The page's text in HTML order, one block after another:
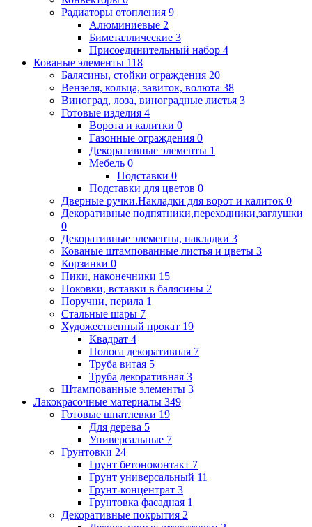
Радиаторы отопления 9
Алюминиевые 2
Биметаллические 3
Присоединительный набор 4
Кованые элементы 118
Балясины, стойки ограждения 20
Вензеля, кольца, завиток, волюта 38
Виноград, лоза, виноградные листья 3
Готовые изделия 4
Ворота и калитки 0
Газонные ограждения 0
Декоративные элементы 1
Мебель 0
Подставки 0
Подставки для цветов 0
Дверные ручки.Накладки для ворот и калиток 0
Декоративные подпятники,переходники,заглушки
0
Декоративные элементы, накладки 3
Кованые штампованные листья и цветы 3
Корзинки 0
Пики, наконечники 15
Поковки, вставки в балясины 2
Поручни, перила 1
Стальные шары 7
Художественный прокат 19
Квадрат 4
Полоса декоративная 7
Труба витая 5
Труба декоративная 3
Штампованные элементы 3
Лакокрасочные материалы 349
Готовые шпатлевки 19
Для дерева 5
Универсальные 7
Грунтовки 24
Грунт бетоноконтакт 7
Грунт универсальный 11
Грунт-концентрат 3
Грунтовка фасадная 1
Декоративные покрытия 2